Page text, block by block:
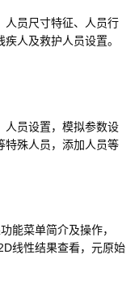
人员尺寸特征、人员行
人及救护人员设置。
人员设置，模拟参数设
特殊人员，添加人员等
能菜单简介及操作，
线性结果查看，元原始